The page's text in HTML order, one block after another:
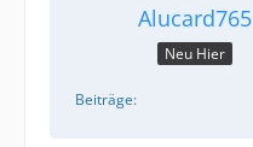
Alucard765
Neu Hier
Beiträge